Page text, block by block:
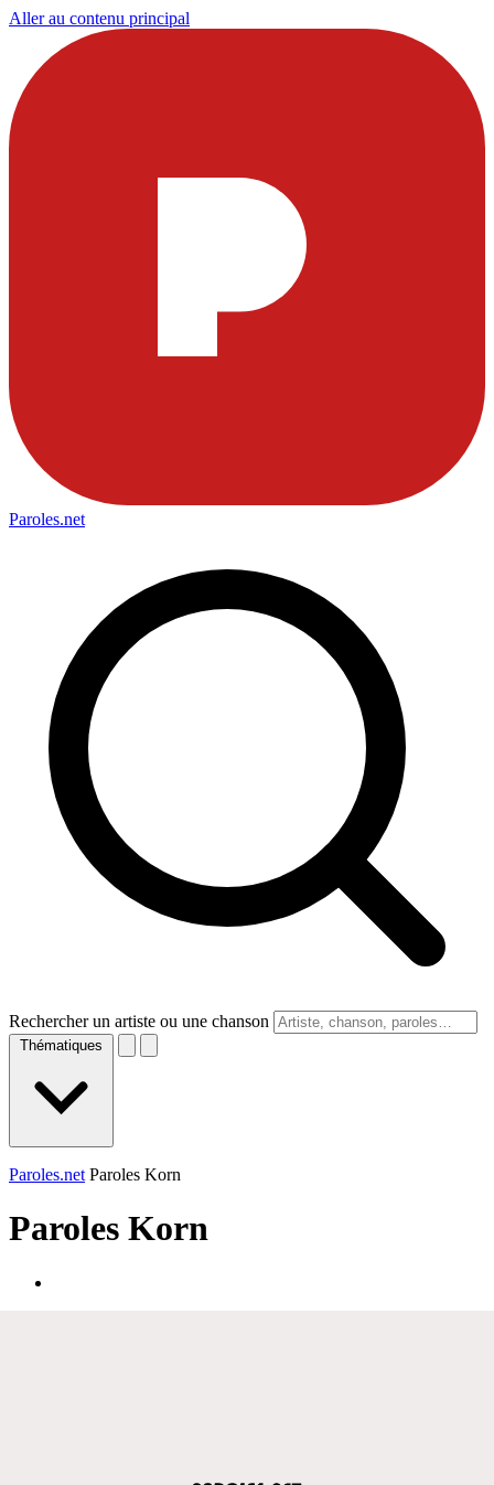
Aller au contenu principal
Paroles.net
Rechercher un artiste ou une chanson
Thématiques
Paroles.net Paroles Korn
Paroles Korn